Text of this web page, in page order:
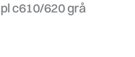
c610/620 grå